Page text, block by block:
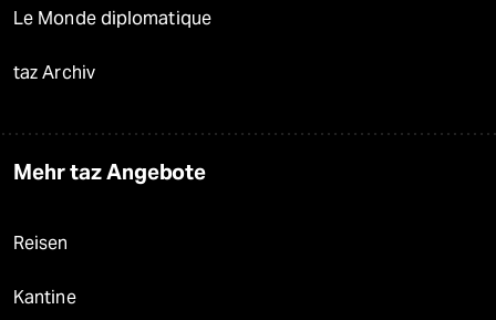
Le Monde diplomatique
taz Archiv
Mehr taz Angebote
Reisen
Kantine